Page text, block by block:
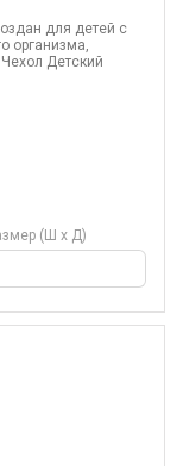
(Ш х Д)
для детей с
организма,
Детский